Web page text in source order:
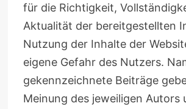
für die Richtigkeit,
Aktualität der bereitgestellten
Nutzung der Inhalte der
eigene Gefahr des Nutzers.
gekennzeichnete Beiträge
Meinung des jeweiligen Autors